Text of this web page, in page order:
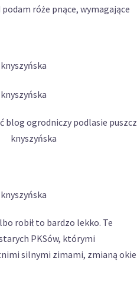
róże pnące, wymagające
robił to bardzo lekko. Te
PKSów, którymi
silnymi zimami, zmianą